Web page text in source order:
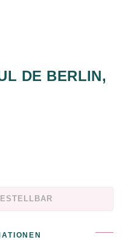
DE BERLIN,